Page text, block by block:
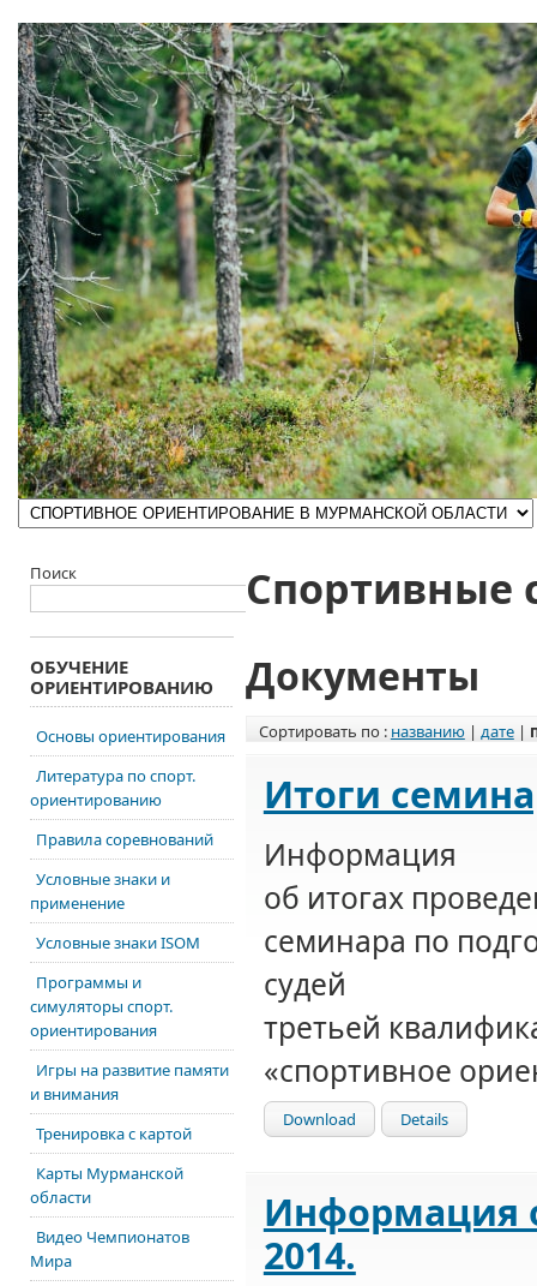
Спортивные
Документы
Сортировать по : названию| дате|
Итоги
Информация
об итогах
семинара по
судей
третьей
«спортивное
Download Details
Информация
2014.
Поиск
ОБУЧЕНИЕ
ОРИЕНТИРОВАНИЮ
Основы ориентирования
Литература по спорт.
ориентированию
Правила соревнований
Условные знаки и
применение
Условные знаки ISOM
Программы и
симуляторы спорт.
ориентирования
Игры на развитие памяти
и внимания
Тренировка с картой
Карты Мурманской
области
Видео Чемпионатов
Мира